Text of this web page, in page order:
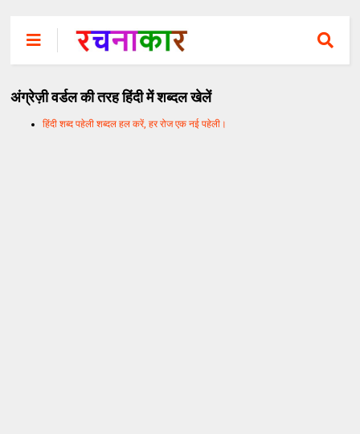
अंग्रेज़ी वर्डल की तरह हिंदी में शब्दल खेलें
हिंदी शब्द पहेली शब्दल हल करें, हर रोज एक नई पहेली।